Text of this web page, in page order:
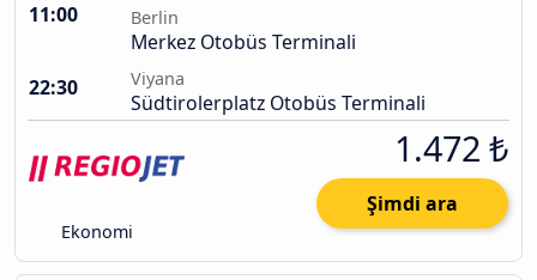
11:00 Berlin
Merkez Otobüs Terminali
22:30
Viyana
Südtirolerplatz Otobüs Terminali
Ekonomi
1.472 ₺
Şimdi ara